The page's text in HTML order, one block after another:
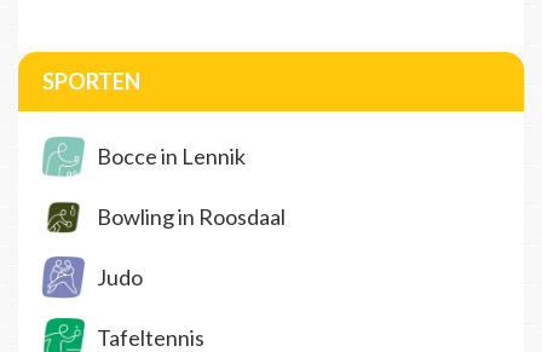
SPORTEN
Bocce in Lennik
Bowling in Roosdaal
Judo
Tafeltennis